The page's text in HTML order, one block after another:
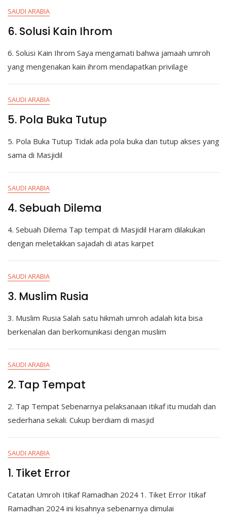
SAUDI ARABIA
6. Solusi Kain Ihrom
6. Solusi Kain Ihrom Saya mengamati bahwa jamaah umroh
yang mengenakan kain ihrom mendapatkan privilage
SAUDI ARABIA
5. Pola Buka Tutup
5. Pola Buka Tutup Tidak ada pola buka dan tutup akses yang
sama di Masjidil
SAUDI ARABIA
4. Sebuah Dilema
4. Sebuah Dilema Tap tempat di Masjidil Haram dilakukan
dengan meletakkan sajadah di atas karpet
SAUDI ARABIA
3. Muslim Rusia
3. Muslim Rusia Salah satu hikmah umroh adalah kita bisa
berkenalan dan berkomunikasi dengan muslim
SAUDI ARABIA
2. Tap Tempat
2. Tap Tempat Sebenarnya pelaksanaan itikaf itu mudah dan
sederhana sekali. Cukup berdiam di masjid
SAUDI ARABIA
1. Tiket Error
Catatan Umroh Itikaf Ramadhan 2024 1. Tiket Error Itikaf
Ramadhan 2024 ini kisahnya sebenarnya dimulai